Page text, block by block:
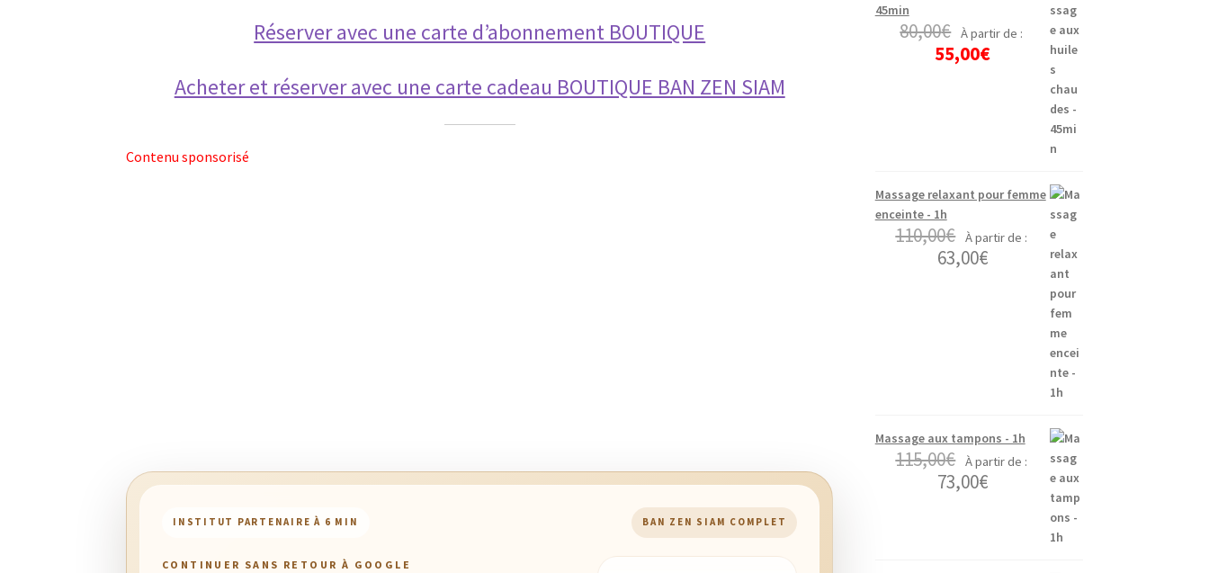
Réserver avec une carte d’abonnement BOUTIQUE
Acheter et réserver avec une carte cadeau BOUTIQUE BAN ZEN SIAM
Contenu sponsorisé
INSTITUT PARTENAIRE À 6 MIN BAN ZEN SIAM COMPLET
CONTINUER SANS RETOUR À GOOGLE
45min
80,00€ À partir de :
55,00€
Massage relaxant pour femme
enceinte - 1h
110,00€ À partir de :
63,00€
Massage aux tampons - 1h
115,00€ À partir de :
73,00€